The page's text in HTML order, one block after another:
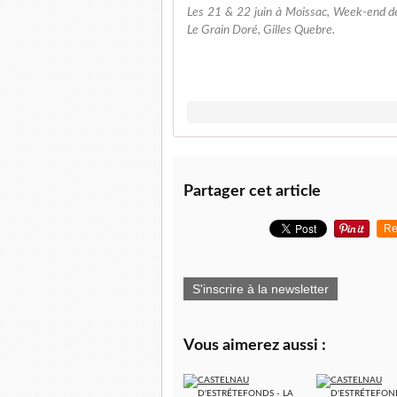
Les 21 & 22 juin à Moissac, Week-end
Le Grain Doré, Gilles Quebre.
Partager cet article
S'inscrire à la newsletter
Vous aimerez aussi :